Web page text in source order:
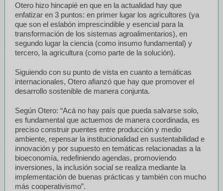
Otero hizo hincapié en que en la actualidad hay que
enfatizar en 3 puntos: en primer lugar los agricultores (ya
que son el eslabón imprescindible y esencial para la
transformación de los sistemas agroalimentarios), en
segundo lugar la ciencia (como insumo fundamental) y
tercero, la agricultura (como parte de la solución).
Siguiendo con su punto de vista en cuanto a temáticas
internacionales, Otero afianzó que hay que promover el
desarrollo sostenible de manera conjunta.
Según Otero: “Acá no hay país que pueda salvarse solo,
es fundamental que actuemos de manera coordinada, es
preciso construir puentes entre producción y medio
ambiente, repensar la institucionalidad en sustentabilidad e
innovación y por supuesto en temáticas relacionadas a la
bioeconomía, redefiniendo agendas, promoviendo
inversiones, la inclusión social se realiza mediante la
implementación de buenas prácticas y también con mucho
más cooperativismo”.